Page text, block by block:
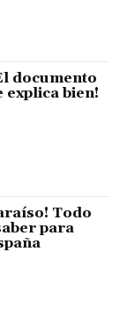
documento
explica bien!
Todo
para